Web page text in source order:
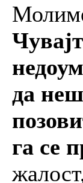
да
га се